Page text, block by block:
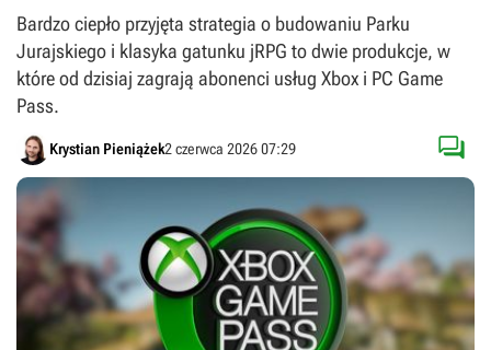
Bardzo ciepło przyjęta strategia o budowaniu Parku
Jurajskiego i klasyka gatunku jRPG to dwie produkcje, w
które od dzisiaj zagrają abonenci usług Xbox i PC Game
Pass.
Krystian Pieniążek2 czerwca 2026 07:29 